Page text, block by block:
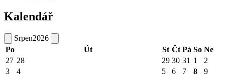
Kalendář
Srpen2026
Po
Út St Čt Pá So Ne
27 28 29 30 31 1
2
3
4 5 6 7 8
9